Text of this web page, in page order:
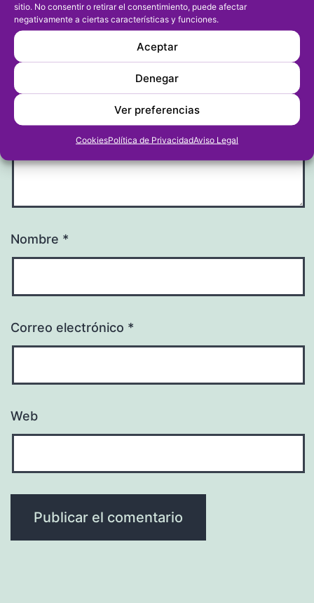
sitio. No consentir o retirar el consentimiento, puede afectar
negativamente a ciertas características y funciones.
Aceptar
Denegar
Ver preferencias
CookiesPolítica de PrivacidadAviso Legal
Tu dirección de correo electrónico no será publicada.
Los campos obligatorios están marcados con*
Comentario*
Nombre *
Correo electrónico *
Web